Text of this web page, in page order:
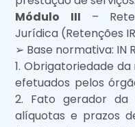
Módulo III –
Jurídica (Retenções IR,
➢ Base normativa: IN
1. Obrigatoriedade
efetuados pelos
2. Fato gerador da
alíquotas e prazos